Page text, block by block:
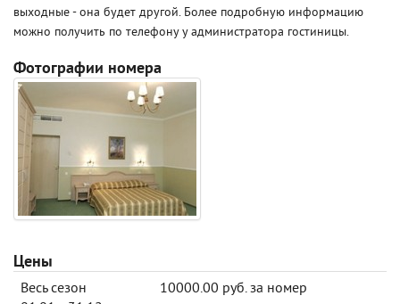
выходные - она будет другой. Более подробную информацию
можно получить по телефону у администратора гостиницы.
Фотографии номера
Цены
Весь сезон
10000.00 руб. за номер